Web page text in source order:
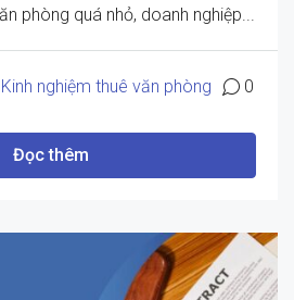
phòng quá nhỏ, doanh nghiệp...
Kinh nghiệm thuê văn phòng 0
Đọc thêm